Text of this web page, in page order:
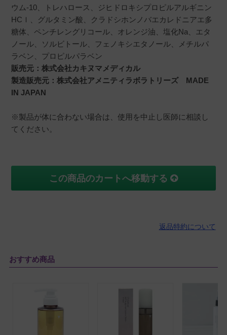
ウム‐10、トレハロース、ジヒドロキシプロピルアルギニン
HCｌ、グルタミン酸、クラドシホンノバエカレドニアエ多
糖体、ペンチレングリコール、オレンジ油、塩化Na、エタ
ノール、ソルビトール、フェノキシエタノール、メチルパ
ラベン、プロピルパラベン
販売元：株式会社カキヌマメディカル
製造販売元：株式会社アメニティラボラトリーズ MADE
IN JAPAN
※製品が体に合わない場合は、使用を中止し医師に相談し
てください。
この商品のカートへ移動する
返品特約について
おすすめ商品